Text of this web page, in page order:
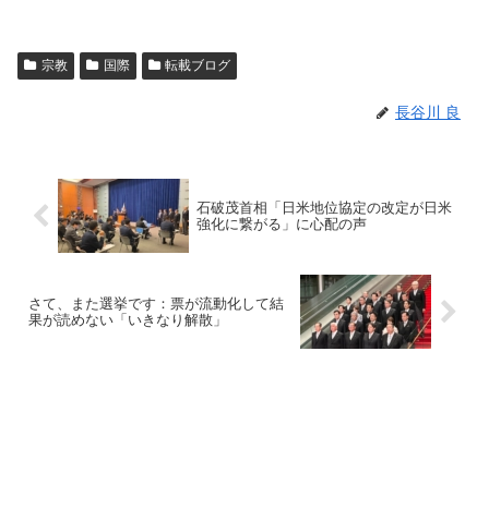
宗教 国際 転載ブログ
長谷川 良
石破茂首相「日米地位協定の改定が日米
強化に繋がる」に心配の声
さて、また選挙です：票が流動化して結
果が読めない「いきなり解散」